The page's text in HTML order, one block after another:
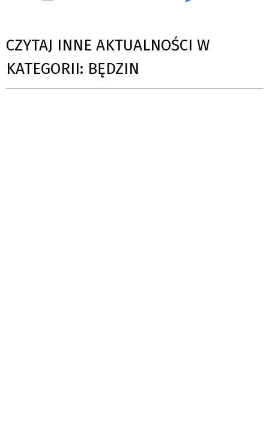
CZYTAJ INNE AKTUALNOŚCI W
KATEGORII: BĘDZIN